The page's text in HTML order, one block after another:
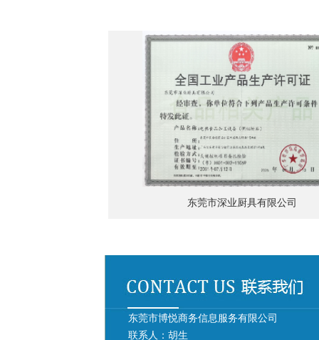
东莞市深业厨具有限公司
东莞市博悦商务信息服务有限公司
联系人：胡生